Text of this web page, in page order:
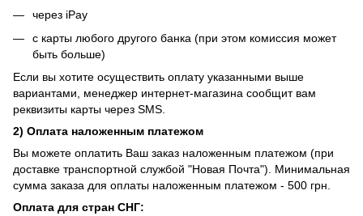
через iPay
с карты любого другого банка (при этом комиссия может
быть больше)
Если вы хотите осуществить оплату указанными выше
вариантами, менеджер интернет-магазина сообщит вам
реквизиты карты через SMS.
2) Оплата наложенным платежом
Вы можете оплатить Ваш заказ наложенным платежом (при
доставке транспортной службой "Новая Почта"). Минимальная
сумма заказа для оплаты наложенным платежом - 500 грн.
Оплата для стран СНГ: